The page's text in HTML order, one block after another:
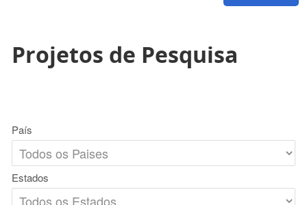
Projetos de Pesquisa
País
Estados